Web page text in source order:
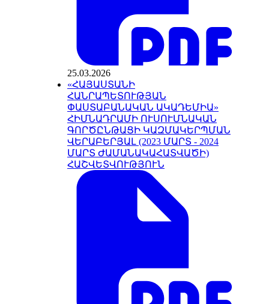
25.03.2026
«ՀԱՅԱՍՏԱՆԻ
ՀԱՆՐԱՊԵՏՈՒԹՅԱՆ
ՓԱՍՏԱԲԱՆԱԿԱՆ ԱԿԱԴԵՄԻԱ»
ՀԻՄՆԱԴՐԱՄԻ ՈՒՍՈՒՄՆԱԿԱՆ
ԳՈՐԾԸՆԹԱՑԻ ԿԱԶՄԱԿԵՐՊՄԱՆ
ՎԵՐԱԲԵՐՅԱԼ (2023 ՄԱՐՏ - 2024
ՄԱՐՏ ԺԱՄԱՆԱԿԱՀԱՏՎԱԾԻ)
ՀԱՇՎԵՏՎՈՒԹՅՈՒՆ